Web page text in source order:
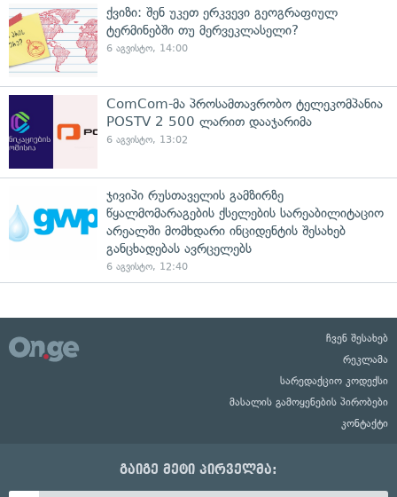
ქვიზი: შენ უკეთ ერკვევი გეოგრაფიულ
ტერმინებში თუ მერვეკლასელი?
6 აგვისტო, 14:00
ComCom-მა პროსამთავრობო ტელეკომპანია
POSTV 2 500 ლარით დააჯარიმა
6 აგვისტო, 13:02
ჯივიპი რუსთაველის გამზირზე
წყალმომარაგების ქსელების სარეაბილიტაციო
არეალში მომხდარი ინციდენტის შესახებ
განცხადებას ავრცელებს
6 აგვისტო, 12:40
ჩვენ შესახებ
რეკლამა
სარედაქციო კოდექსი
მასალის გამოყენების პირობები
კონტაქტი
გაიგე მეტი პირველმა: